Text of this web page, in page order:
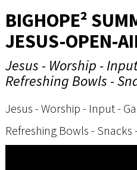
BIGHOPE²
JESUS-OPEN-
Jesus - Worship -
Refreshing Bowls -
Jesus - Worship - Input -
Refreshing Bowls - Snacks